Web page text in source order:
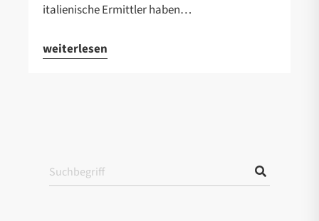
italienische Ermittler haben…
weiterlesen